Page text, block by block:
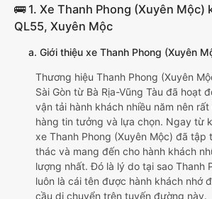
🚌 1. Xe Thanh Phong (Xuyên Mộc)
QL55, Xuyên Mộc
a. Giới thiệu xe Thanh Phong (Xuyên
Thương hiệu Thanh Phong (Xuyên
Sài Gòn từ Bà Rịa-Vũng Tàu đã hoạt
vận tải hành khách nhiều năm nên
hàng tin tưởng và lựa chọn. Ngay từ
xe Thanh Phong (Xuyên Mộc) đã tập
thác và mang đến cho hành khách
lượng nhất. Đó là lý do tại sao Thanh
luôn là cái tên được hành khách nhớ
cầu di chuyển trên tuyến đường này.